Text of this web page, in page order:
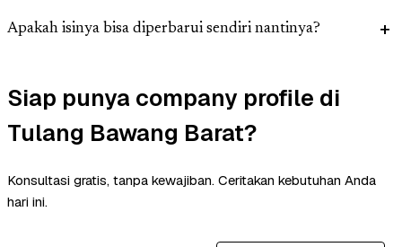
Apakah isinya bisa diperbarui sendiri nantinya?
Siap punya company profile di
Tulang Bawang Barat?
Konsultasi gratis, tanpa kewajiban. Ceritakan kebutuhan Anda
hari ini.